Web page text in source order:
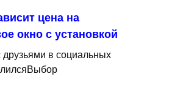
цена на
окно с установкой
друзьями в социальных